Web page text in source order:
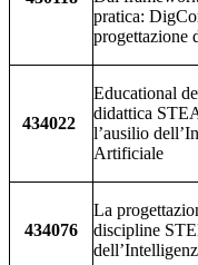
pratica:
progettazione
434022
Educational
didattica
l’ausilio
Artificiale
434076
La
discipline